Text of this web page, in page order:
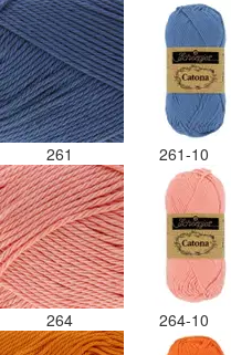
261 261-10
264 264-10